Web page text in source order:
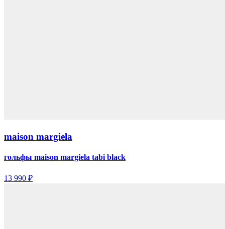
maison margiela
гольфы maison margiela tabi black
13 990 ₽